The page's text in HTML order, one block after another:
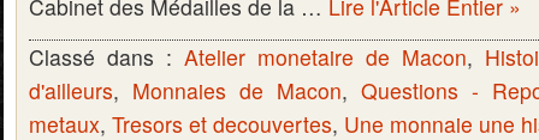
Cabinet des Médailles de la … Lire l'Article Entier »
Classé dans : Atelier monetaire de Macon,
d'ailleurs, Monnaies de Macon, Questions -
metaux, Tresors et decouvertes, Une monnaie une